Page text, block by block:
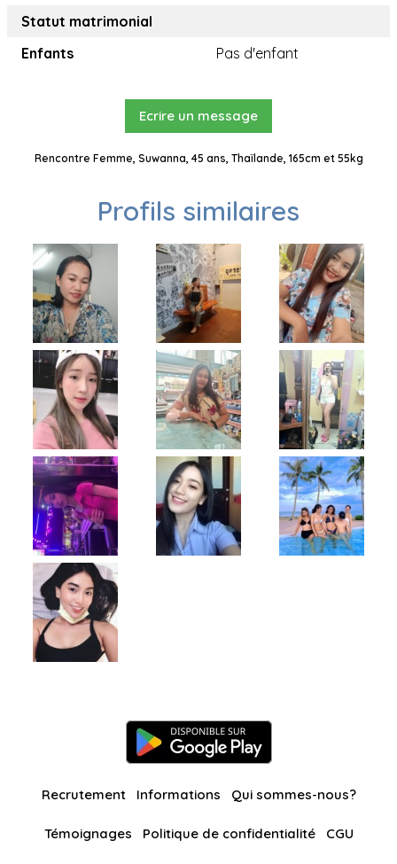
Statut matrimonial
Enfants
Pas d'enfant
Ecrire un message
Rencontre Femme, Suwanna, 45 ans, Thaïlande, 165cm et 55kg
Profils similaires
Recrutement Informations Qui sommes-nous?
Témoignages Politique de confidentialité CGU